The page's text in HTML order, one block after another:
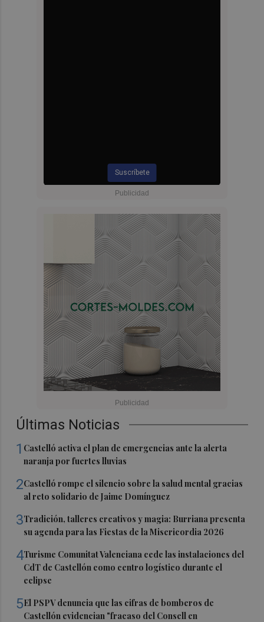
Suscríbete
Últimas Noticias
1 Castelló activa el plan de emergencias ante la alerta
naranja por fuertes lluvias
2Castelló rompe el silencio sobre la salud mental gracias
al reto solidario de Jaime Domínguez
3Tradición, talleres creativos y magia: Burriana presenta
su agenda para las Fiestas de la Misericordia 2026
4Turisme Comunitat Valenciana cede las instalaciones del
CdT de Castellón como centro logístico durante el
eclipse
5El PSPV denuncia que las cifras de bomberos de
Castellón evidencian "fracaso del Consell en